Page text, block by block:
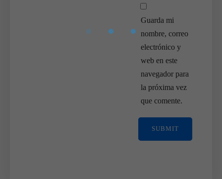
Guarda mi
nombre, correo
electrónico y
web en este
navegador para
la próxima vez
que comente.